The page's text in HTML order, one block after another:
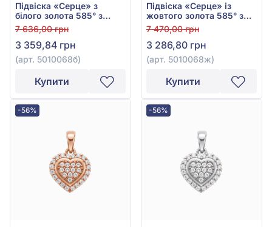
Підвіска «Серце» з
білого золота 585° з
фіанітом, арт. 5010068б
7 636,00 грн
3 359,84 грн
(арт. 5010068б)
Купити
Підвіска «Серце» із
жовтого золота 585° з
фіанітом/куб.цирконієм,
арт. 5010068ж
7 470,00 грн
3 286,80 грн
(арт. 5010068ж)
Купити
-56% -56%